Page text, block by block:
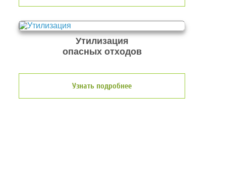
Утилизация
опасных отходов
Узнать подробнее